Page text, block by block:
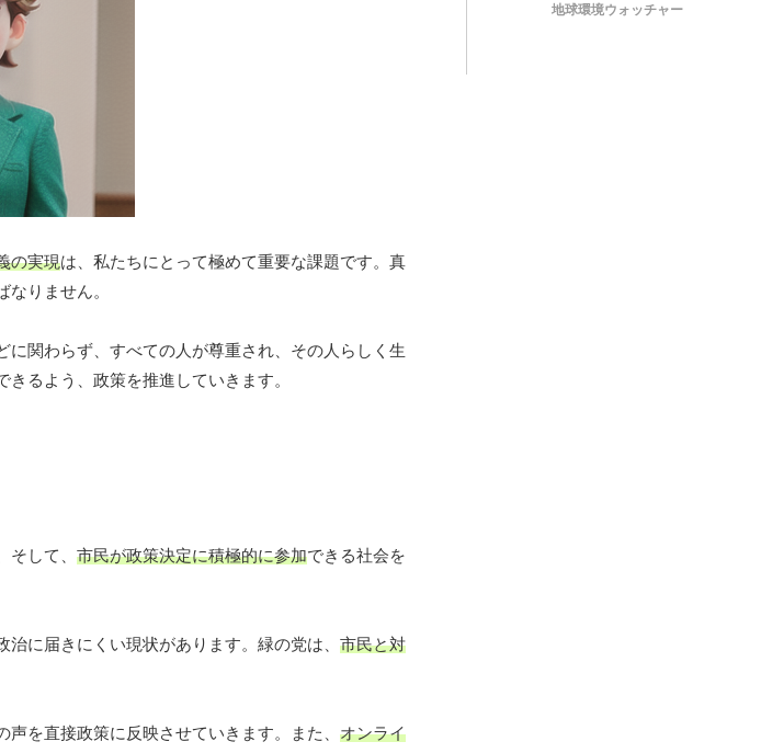
の実現は、私たちにとって極めて重要な課題です。真
りません。
関わらず、すべての人が尊重され、その人らしく生
るよう、政策を推進していきます。
そして、 市民が政策決定に積極的に参加できる社会を
に届きにくい現状があります。緑の党は、 市民と対
声を直接政策に反映させていきます。また、 オンライ
地球環境ウォッチャー